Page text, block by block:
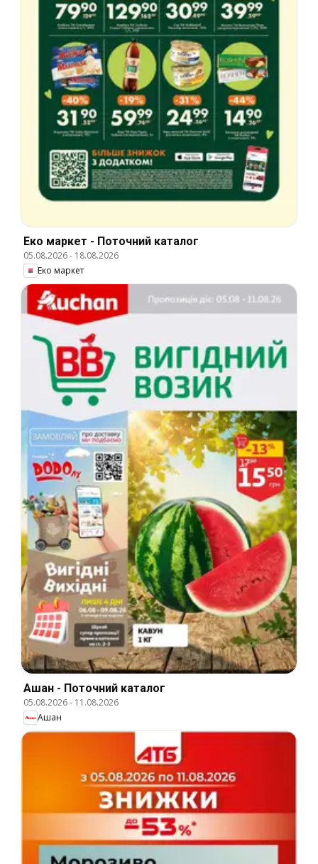
Еко маркет - Поточний каталог
05.08.2026- 18.08.2026
Еко маркет
Ашан - Поточний каталог
05.08.2026- 11.08.2026
Ашан